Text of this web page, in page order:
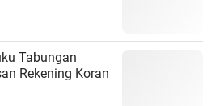
Tabungan
Rekening Koran